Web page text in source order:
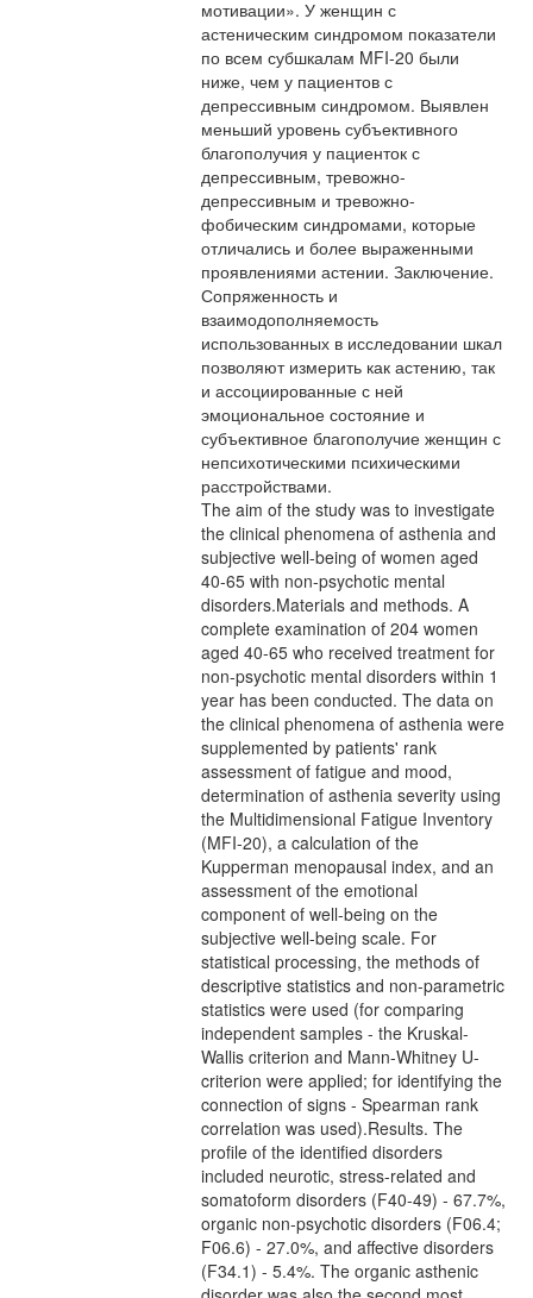
мотивации». У женщин с
астеническим синдромом показатели
по всем субшкалам MFI-20 были
ниже, чем у пациентов с
депрессивным синдромом. Выявлен
меньший уровень субъективного
благополучия у пациенток с
депрессивным, тревожно-
депрессивным и тревожно-
фобическим синдромами, которые
отличались и более выраженными
проявлениями астении. Заключение.
Сопряженность и
взаимодополняемость
использованных в исследовании шкал
позволяют измерить как астению, так
и ассоциированные с ней
эмоциональное состояние и
субъективное благополучие женщин с
непсихотическими психическими
расстройствами.
The aim of the study was to investigate
the clinical phenomena of asthenia and
subjective well-being of women aged
40-65 with non-psychotic mental
disorders.Materials and methods. A
complete examination of 204 women
aged 40-65 who received treatment for
non-psychotic mental disorders within 1
year has been conducted. The data on
the clinical phenomena of asthenia were
supplemented by patients' rank
assessment of fatigue and mood,
determination of asthenia severity using
the Multidimensional Fatigue Inventory
(MFI-20), a calculation of the
Kupperman menopausal index, and an
assessment of the emotional
component of well-being on the
subjective well-being scale. For
statistical processing, the methods of
descriptive statistics and non-parametric
statistics were used (for comparing
independent samples - the Kruskal-
Wallis criterion and Mann-Whitney U-
criterion were applied; for identifying the
connection of signs - Spearman rank
correlation was used).Results. The
profile of the identified disorders
included neurotic, stress-related and
somatoform disorders (F40-49) - 67.7%,
organic non-psychotic disorders (F06.4;
F06.6) - 27.0%, and affective disorders
(F34.1) - 5.4%. The organic asthenic